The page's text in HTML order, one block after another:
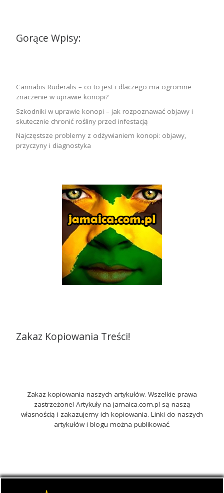
Gorące Wpisy:
Cannabis Ruderalis – co to jest i dlaczego ma ogromne
znaczenie w uprawie konopi?
Szkodniki w uprawie konopi – jak rozpoznawać objawy i
skutecznie chronić rośliny przed infestacją
Najczęstsze problemy z odżywianiem konopi: objawy,
przyczyny i diagnostyka
Zakaz Kopiowania Treści!
Zakaz kopiowania naszych artykułów. Wszelkie prawa
zastrzeżone! Artykuły na jamaica.com.pl są naszą
własnością i zakazujemy ich kopiowania. Linki do naszych
artykułów i blogu można publikować.